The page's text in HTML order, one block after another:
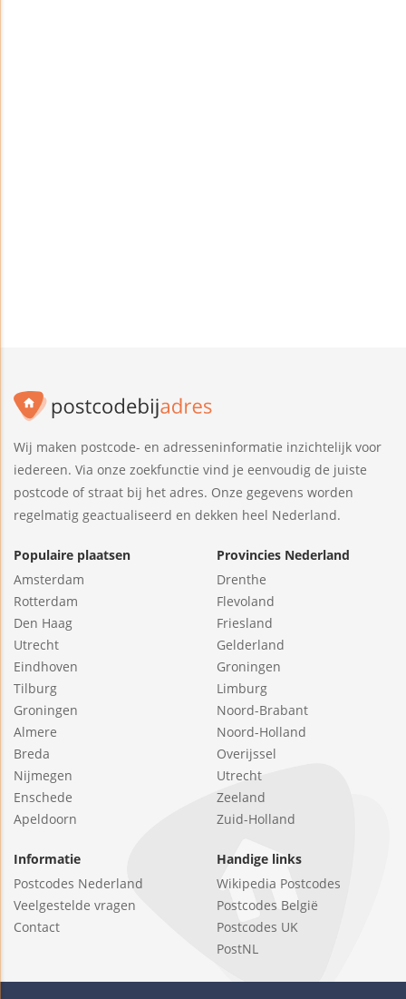
Wij maken postcode- en adresseninformatie inzichtelijk voor
iedereen. Via onze zoekfunctie vind je eenvoudig de juiste
postcode of straat bij het adres. Onze gegevens worden
regelmatig geactualiseerd en dekken heel Nederland.
Populaire plaatsen
Amsterdam
Rotterdam
Den Haag
Utrecht
Eindhoven
Tilburg
Groningen
Almere
Breda
Nijmegen
Enschede
Apeldoorn
Provincies Nederland
Drenthe
Flevoland
Friesland
Gelderland
Groningen
Limburg
Noord-Brabant
Noord-Holland
Overijssel
Utrecht
Zeeland
Zuid-Holland
Informatie
Postcodes Nederland
Veelgestelde vragen
Contact
Handige links
Wikipedia Postcodes
Postcodes België
Postcodes UK
PostNL